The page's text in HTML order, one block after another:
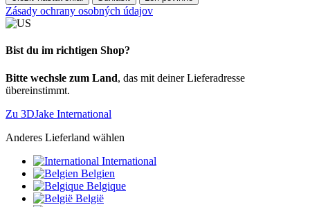
Zásady ochrany osobných údajov
Bist du im richtigen Shop?
Bitte wechsle zum Land, das mit deiner Lieferadresse
übereinstimmt.
Zu 3DJake International
Anderes Lieferland wählen
International
Belgien
Belgique
België